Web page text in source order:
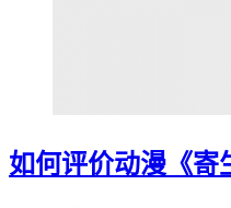
如何评价动漫《寄